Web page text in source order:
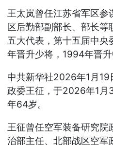
王太岚曾任江苏省军区参
区后勤部副部长、部长等
五大代表，第十五届中
年晋升少将，1994年晋升
中共新华社2026年1月19
政委王征，于2026年1月
年64岁。
王征曾任空军装备研究院
治部主任、北部战区空军